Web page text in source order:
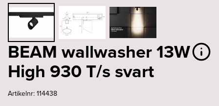
BEAM wallwasher 13W
High 930 T/s svart
Artikelnr:114438